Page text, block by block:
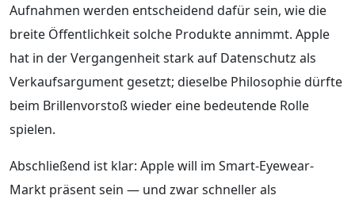
Aufnahmen werden entscheidend dafür sein, wie die
breite Öffentlichkeit solche Produkte annimmt. Apple
hat in der Vergangenheit stark auf Datenschutz als
Verkaufsargument gesetzt; dieselbe Philosophie dürfte
beim Brillenvorstoß wieder eine bedeutende Rolle
spielen.
Abschließend ist klar: Apple will im Smart-Eyewear-
Markt präsent sein — und zwar schneller als